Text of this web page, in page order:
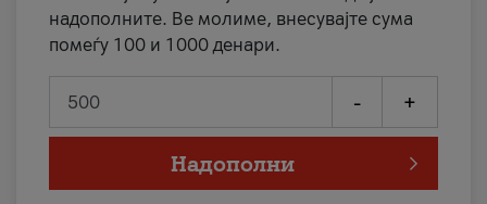
надополните. Ве молиме, внесувајте сума
помеѓу 100 и 1000 денари.
- +
Надополни